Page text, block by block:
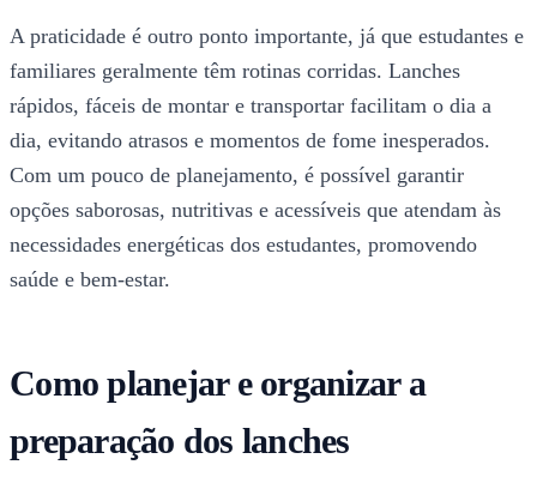
A praticidade é outro ponto importante, já que estudantes e
familiares geralmente têm rotinas corridas. Lanches
rápidos, fáceis de montar e transportar facilitam o dia a
dia, evitando atrasos e momentos de fome inesperados.
Com um pouco de planejamento, é possível garantir
opções saborosas, nutritivas e acessíveis que atendam às
necessidades energéticas dos estudantes, promovendo
saúde e bem-estar.
Como planejar e organizar a
preparação dos lanches